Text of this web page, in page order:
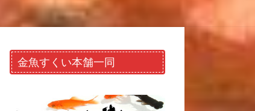
金魚すくい本舗一同